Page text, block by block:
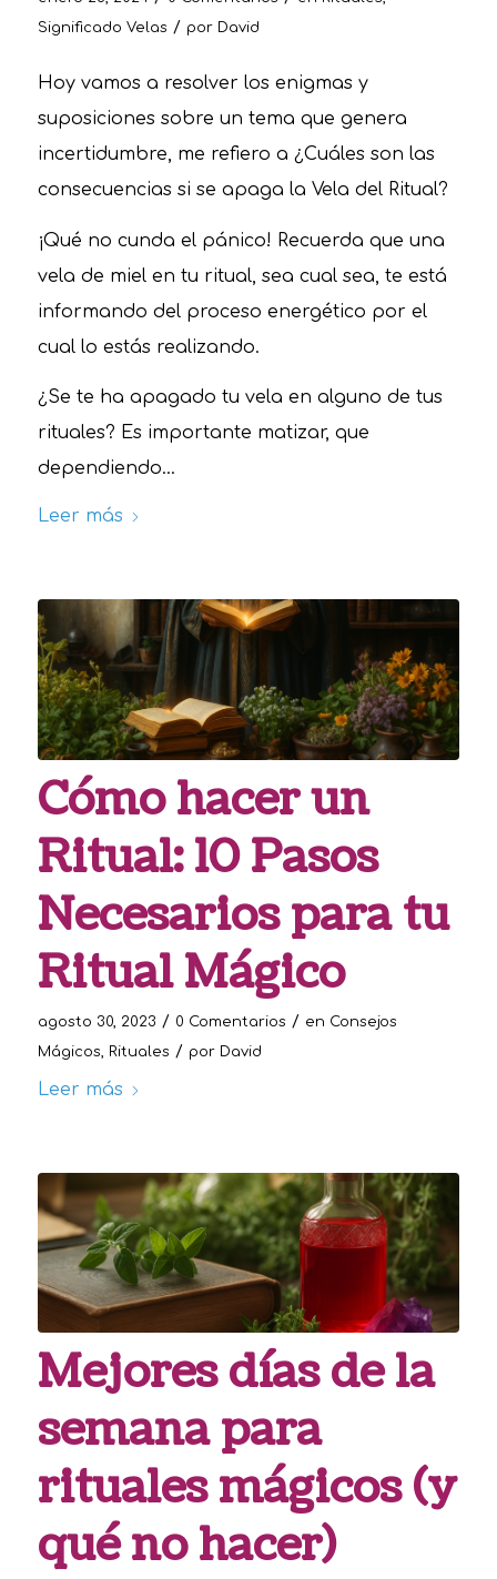
Significado Velas / por David
Hoy vamos a resolver los enigmas y
suposiciones sobre un tema que genera
incertidumbre, me refiero a ¿Cuáles son las
consecuencias si se apaga la Vela del Ritual?
¡Qué no cunda el pánico! Recuerda que una
vela de miel en tu ritual, sea cual sea, te está
informando del proceso energético por el
cual lo estás realizando.
¿Se te ha apagado tu vela en alguno de tus
rituales? Es importante matizar, que
dependiendo…
Leer más
Cómo hacer un
Ritual: 10 Pasos
Necesarios para tu
Ritual Mágico
agosto 30, 2023 / 0 Comentarios / en Consejos
Mágicos
Rituales / por David
Leer más
Mejores días de la
semana para
rituales mágicos (y
qué no hacer)